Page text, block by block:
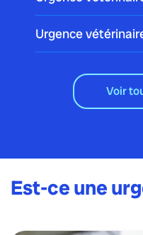
Urgence
Voir
Est-ce une